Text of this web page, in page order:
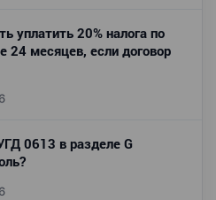
уплатить 20% налога по
24 месяцев, если договор
0613 в разделе G